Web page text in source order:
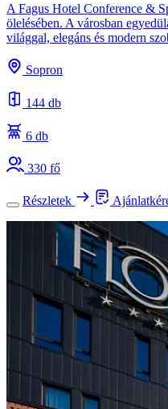
A Fagus Hotel Conference &
ölelésében. A városban
világgal, elegáns és modern
Sopron
144 db
6 db
330 fő
Részletek